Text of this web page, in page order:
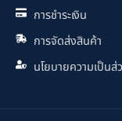
การชำระเงิน
การจัดส่งสินค้า
นโยบายความเป็นส่